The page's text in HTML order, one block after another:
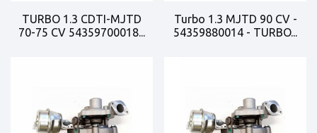
TURBO 1.3 CDTI-MJTD
70-75 CV 54359700018...
Turbo 1.3 MJTD 90 CV -
54359880014 - TURBO...